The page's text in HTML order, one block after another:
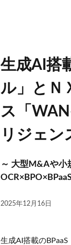
生成AI搭
ル」とＮ
ス「
リジェン
～ 大型M&Aや小
2025年12月16日
生成AI搭載の